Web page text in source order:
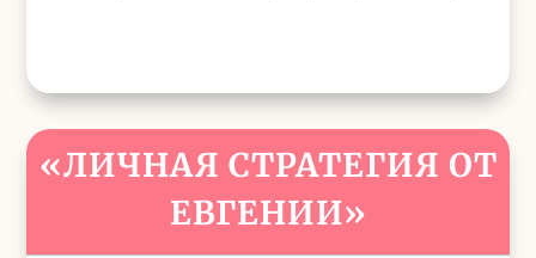
«ЛИЧНАЯ СТРАТЕГИЯ ОТ
ЕВГЕНИИ»